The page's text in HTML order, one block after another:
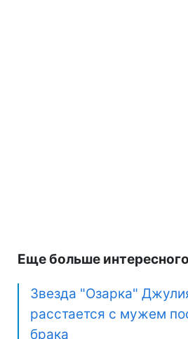
Еще больше интересного
Звезда "Озарка"
расстается с мужем
брака